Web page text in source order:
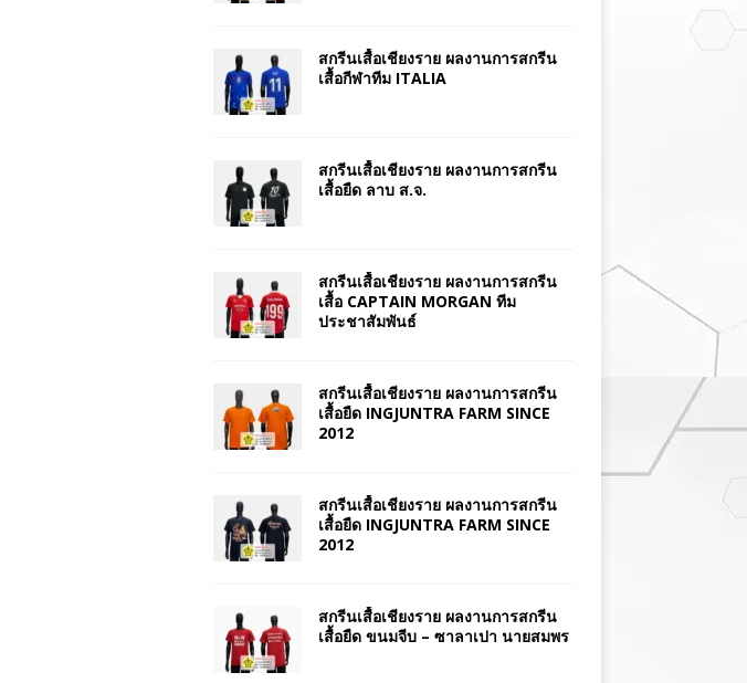
สกรีนเสื้อเชียงราย ผลงานการสกรีน
เสื้อกีฬาทีม ITALIA
สกรีนเสื้อเชียงราย ผลงานการสกรีน
เสื้อยืด ลาบ ส.จ.
สกรีนเสื้อเชียงราย ผลงานการสกรีน
เสื้อ CAPTAIN MORGAN ทีม
ประชาสัมพันธ์
สกรีนเสื้อเชียงราย ผลงานการสกรีน
เสื้อยืด INGJUNTRA FARM SINCE
2012
สกรีนเสื้อเชียงราย ผลงานการสกรีน
เสื้อยืด INGJUNTRA FARM SINCE
2012
สกรีนเสื้อเชียงราย ผลงานการสกรีน
เสื้อยืด ขนมจีบ – ซาลาเปา นายสมพร